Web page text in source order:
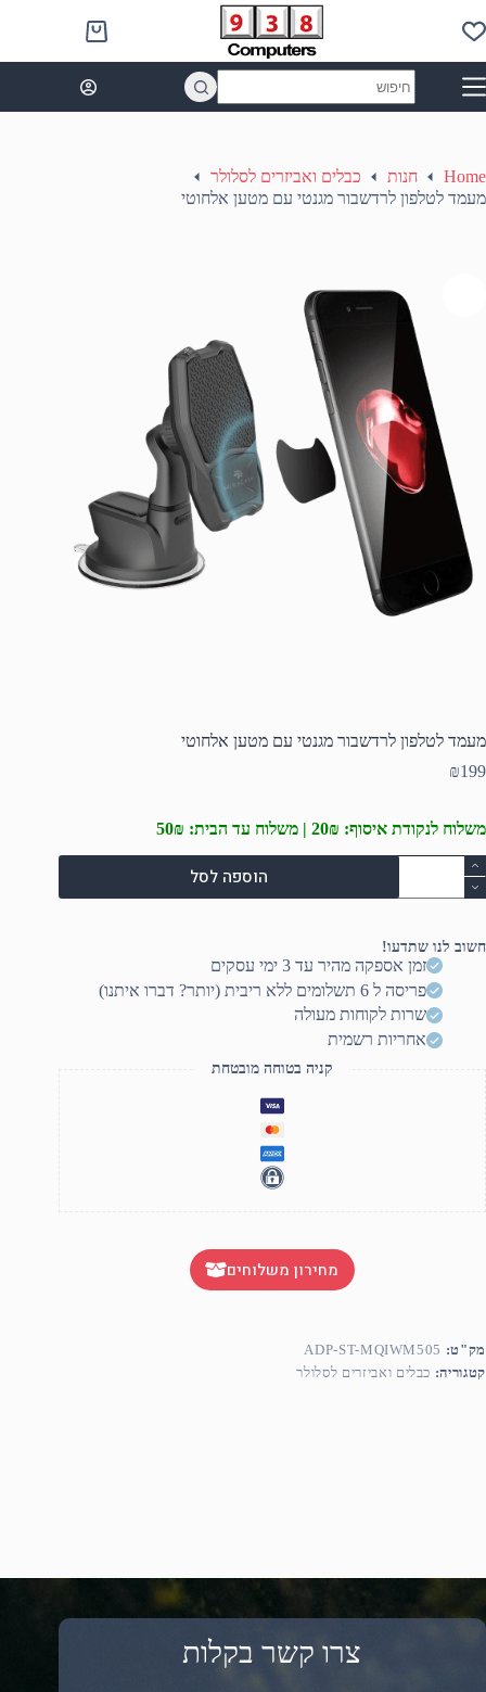
to
content
Shopping
cart
results
Home חנות
כבלים ואביזרים לסלולר
מעמד לטלפון לרדשבור מגנטי עם מטען אלחוטי
מעמד לטלפון לרדשבור מגנטי עם מטען אלחוטי
₪199
משלוח לנקודת איסוף: 20₪ | משלוח עד הבית: 50₪
כמות
של
מעמד
לרדשבור
מגנטי
אלחוטי
הוספה לסל
חשוב לנו שתדעו!
זמן אספקה מהיר עד 3 ימי עסקים
פריסה ל 6 תשלומים ללא ריבית (יותר? דברו איתנו)
שרות לקוחות מעולה
אחריות רשמית
קניה בטוחה מובטחת
מחירון משלוחים
מק"ט: ADP-ST-MQIWM505
קטגוריה: כבלים ואביזרים לסלולר
צרו קשר בקלות